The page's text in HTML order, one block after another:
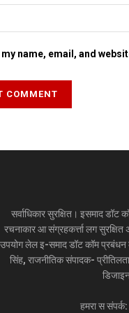
my name, email, and
सर्वाधिकार सुरक्षित। इसमाद डॉट
रचनाकार आ संग्रहकर्त्ता लग
उपयोग लेल इ-समाद डॉट कॉम
सिंह, राजनीतिक संपादक-
हमरा स